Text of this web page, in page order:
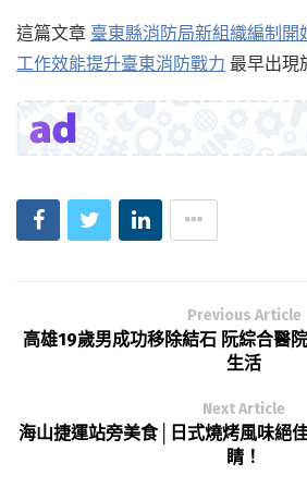
這篇文章 臺東縣消防局新組織編制
工作效能提升臺東消防戰力 最早出現
Previous Article
高雄19歲男成功移除結石 阮綜合醫
生活
Next Article
海山捷運站旁美食│日式燒烤風味絕
睛！